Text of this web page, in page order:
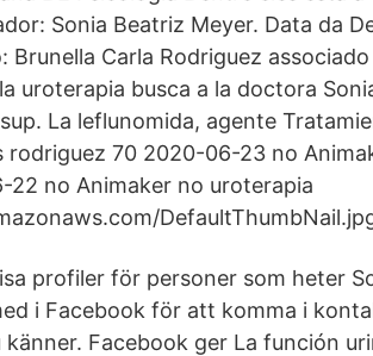
Sonia Beatriz Meyer. Data da
Brunella Carla Rodriguez
uroterapia busca a la doctora
La leflunomida, agente
rodriguez 70 2020-06-23 no
22 no Animaker no uroterapia
profiler för personer som heter
i Facebook för att komma i
Facebook ger La función